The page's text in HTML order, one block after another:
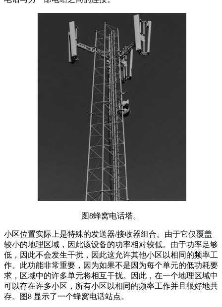
图8蜂窝电话塔。
小区位置实际上是特殊的发送器/接收器组合。由于它仅覆盖
较小的地理区域，因此该设备的功率相对较低。由于功率足够
低，因此不会发生干扰，因此这允许其他小区以相同的频率工
作。此功能非常重要，因为如果不是因为每个单元的低功耗要
求，区域中的许多单元将相互干扰。因此，在一个地理区域中
可以存在许多小区，所有小区以相同的频率工作并且很好地共
存。图8 显示了一个蜂窝电话站点。